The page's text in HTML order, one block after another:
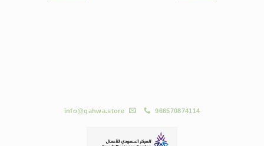
966570874114
info@gahwa.store